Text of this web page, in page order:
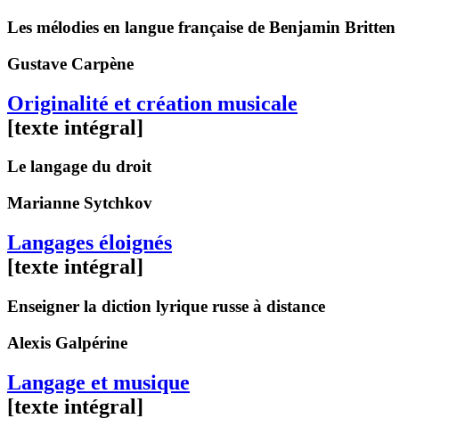
Les mélodies en langue française de Benjamin Britten
Gustave Carpène
Originalité et création musicale
[texte intégral]
Le langage du droit
Marianne Sytchkov
Langages éloignés
[texte intégral]
Enseigner la diction lyrique russe à distance
Alexis Galpérine
Langage et musique
[texte intégral]